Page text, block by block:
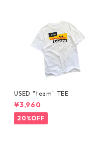
USED "team" TEE
¥3,960
20%OFF